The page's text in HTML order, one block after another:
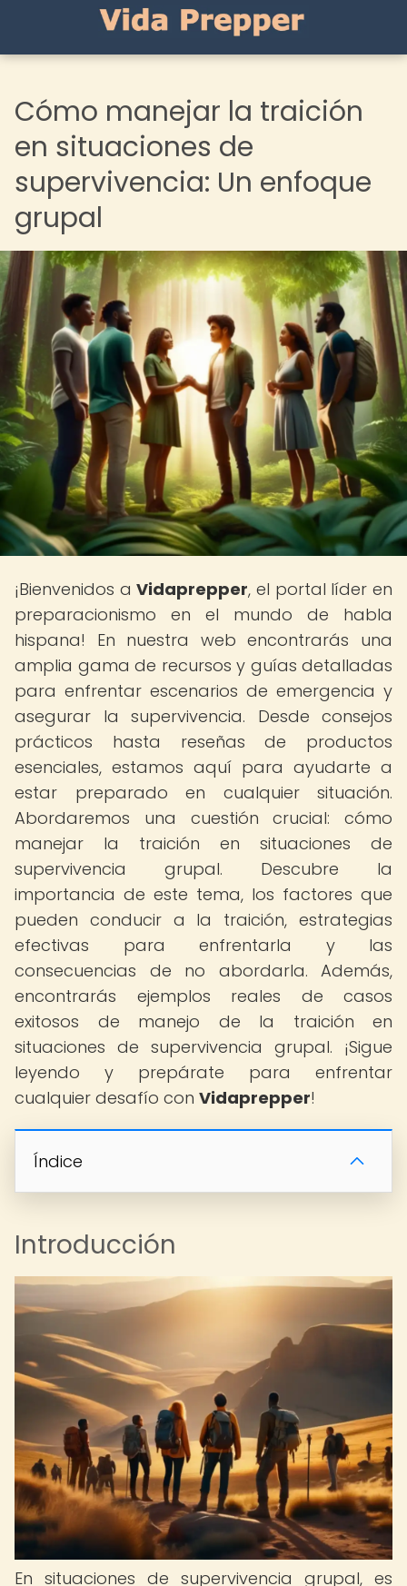
Cómo manejar la traición
en situaciones de
supervivencia: Un enfoque
grupal
¡Bienvenidos aVidaprepper, el portal líder en
preparacionismo en el mundo de habla
hispana! En nuestra web encontrarás una
amplia gama de recursos y guías detalladas
para enfrentar escenarios de emergencia y
asegurar la supervivencia. Desde consejos
prácticos hasta reseñas de productos
esenciales, estamos aquí para ayudarte a
estar preparado en cualquier situación.
Abordaremos una cuestión crucial: cómo
manejar la traición en situaciones de
supervivencia grupal. Descubre la
importancia de este tema, los factores que
pueden conducir a la traición, estrategias
efectivas para enfrentarla y las
consecuencias de no abordarla. Además,
encontrarás ejemplos reales de casos
exitosos de manejo de la traición en
situaciones de supervivencia grupal. ¡Sigue
leyendo y prepárate para enfrentar
cualquier desafío con Vidaprepper!
Índice
Introducción
En situaciones de supervivencia grupal, es